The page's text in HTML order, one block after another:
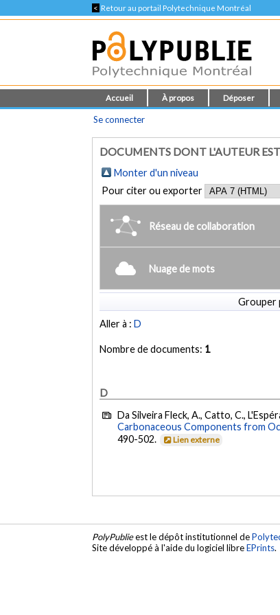
< Retour au portail Polytechnique Montréal
Accueil À propos Déposer
Se connecter
DOCUMENTS DONT L'AUTEUR
Monter d'un niveau
Pour citer ou exporter
Réseau de collaboration
Nuage de mots
Grouper
Aller à :D
Nombre de documents: 1
D
Da Silveira Fleck, A., Catto, C.,
Carbonaceous Components from
490-502.
Lien externe
PolyPublieest le dépôt institutionnel de
Site développé à l'aide du logiciel libreEPrints.